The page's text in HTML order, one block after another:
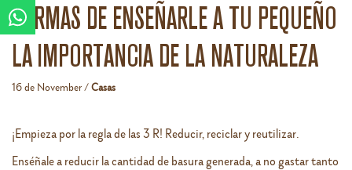
FORMAS DE ENSEÑARLE A TU PEQUEÑO
LA IMPORTANCIA DE LA NATURALEZA
16 de November / Casas
¡Empieza por la regla de las 3 R! Reducir, reciclar y reutilizar.
Enséñale a reducir la cantidad de basura generada, a no gastar tanto